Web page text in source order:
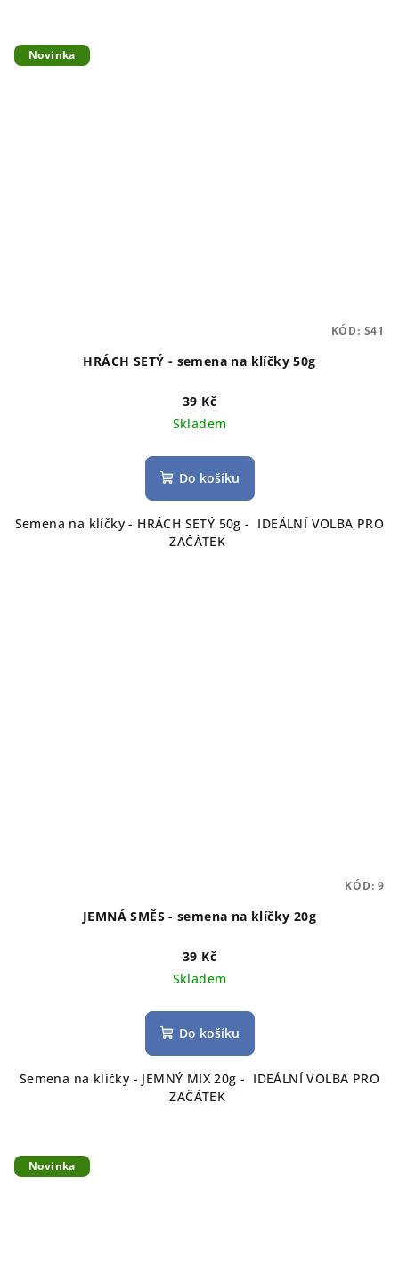
Novinka
HRÁCH SETÝ - semena na klíčky 50g
39 Kč
Skladem
Do košíku
Semena na klíčky - HRÁCH SETÝ 50g - IDEÁLNÍ VOLBA PRO
ZAČÁTEK
KÓD: S41
JEMNÁ SMĚS - semena na klíčky 20g
39 Kč
Skladem
Do košíku
Semena na klíčky - JEMNÝ MIX 20g - IDEÁLNÍ VOLBA PRO
ZAČÁTEK
KÓD:9
Novinka